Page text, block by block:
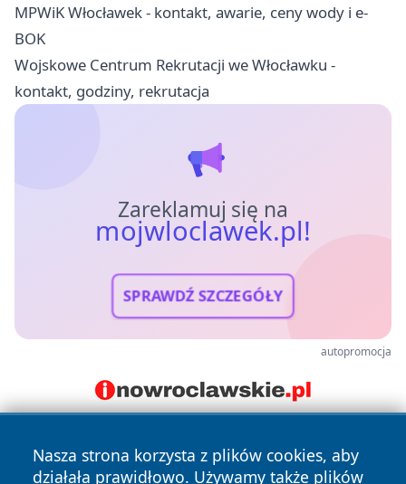
MPWiK Włocławek - kontakt, awarie, ceny wody i e-
BOK
Wojskowe Centrum Rekrutacji we Włocławku -
kontakt, godziny, rekrutacja
Zareklamuj się na
mojwloclawek.pl!
SPRAWDŹ SZCZEGÓŁY
autopromocja
Nasza strona korzysta z plików cookies, aby
działała prawidłowo. Używamy także plików